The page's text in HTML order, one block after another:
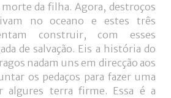
da filha. Agora, destroços
no oceano e estes três
construir, com esses
de salvação. Eis a história do
nadam uns em direcção aos
os pedaços para fazer uma
algures terra firme. Essa é a